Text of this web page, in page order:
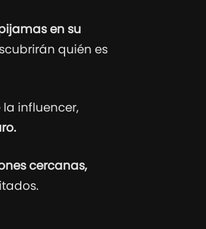
en su
quién es
influencer,
cercanas,